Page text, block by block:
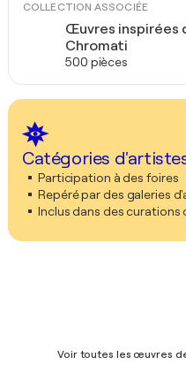
COLLECTION ASSOCIÉE
Œuvres inspirées
Chromati
500 pièces
Catégories
Participation à des foires
Repéré par des galeries
Inclus dans des curations
Voir toutes les œuvres